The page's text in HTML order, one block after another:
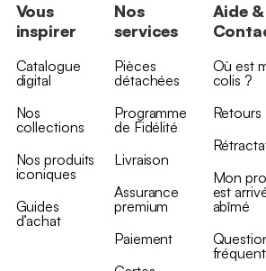
Vous
inspirer
Catalogue
digital
Nos
collections
Nos produits
iconiques
Guides
d’achat
Nos
services
Pièces
détachées
Programme
de Fidélité
Livraison
Assurance
premium
Paiement
Aide &
Où est
colis ?
Retours
Mon
est
abîmé